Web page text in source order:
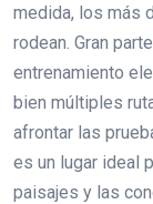
medida, los más
rodean. Gran
entrenamiento
bien múltiples
afrontar las
es un lugar ideal
paisajes y las